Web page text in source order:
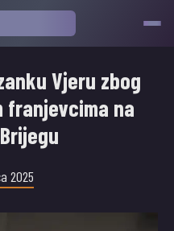
Vjeru zbog
franjevcima na
2025